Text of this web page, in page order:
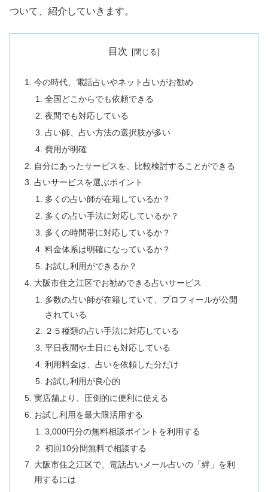
ついて、紹介していきます。
目次
今の時代、電話占いやネット占いがお勧め
全国どこからでも依頼できる
夜間でも対応している
占い師、占い方法の選択肢が多い
費用が明確
自分にあったサービスを、比較検討することができる
占いサービスを選ぶポイント
多くの占い師が在籍しているか？
多くの占い手法に対応しているか？
多くの時間帯に対応しているか？
料金体系は明確になっているか？
お試し利用ができるか？
大阪市住之江区でお勧めできる占いサービス
多数の占い師が在籍していて、プロフィールが公開
されている
２５種類の占い手法に対応している
平日夜間や土日にも対応している
利用料金は、占いを依頼した分だけ
お試し利用が良心的
実店舗より、圧倒的に便利に使える
お試し利用を最大限活用する
3,000円分の無料相談ポイントを利用する
初回10分間無料で相談する
大阪市住之江区で、電話占いメール占いの「絆」を利
用するには